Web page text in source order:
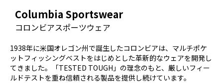
Columbia Sportswear
コロンビアスポーツウェア
1938年に米国オレゴン州で誕生したコロンビアは、マルチポケ
ットフィッシングベストをはじめとした革新的なウェアを開発し
てきました。「TESTED TOUGH」の理念のもと、厳しいフィー
ルドテストを重ね信頼される製品を提供し続けています。